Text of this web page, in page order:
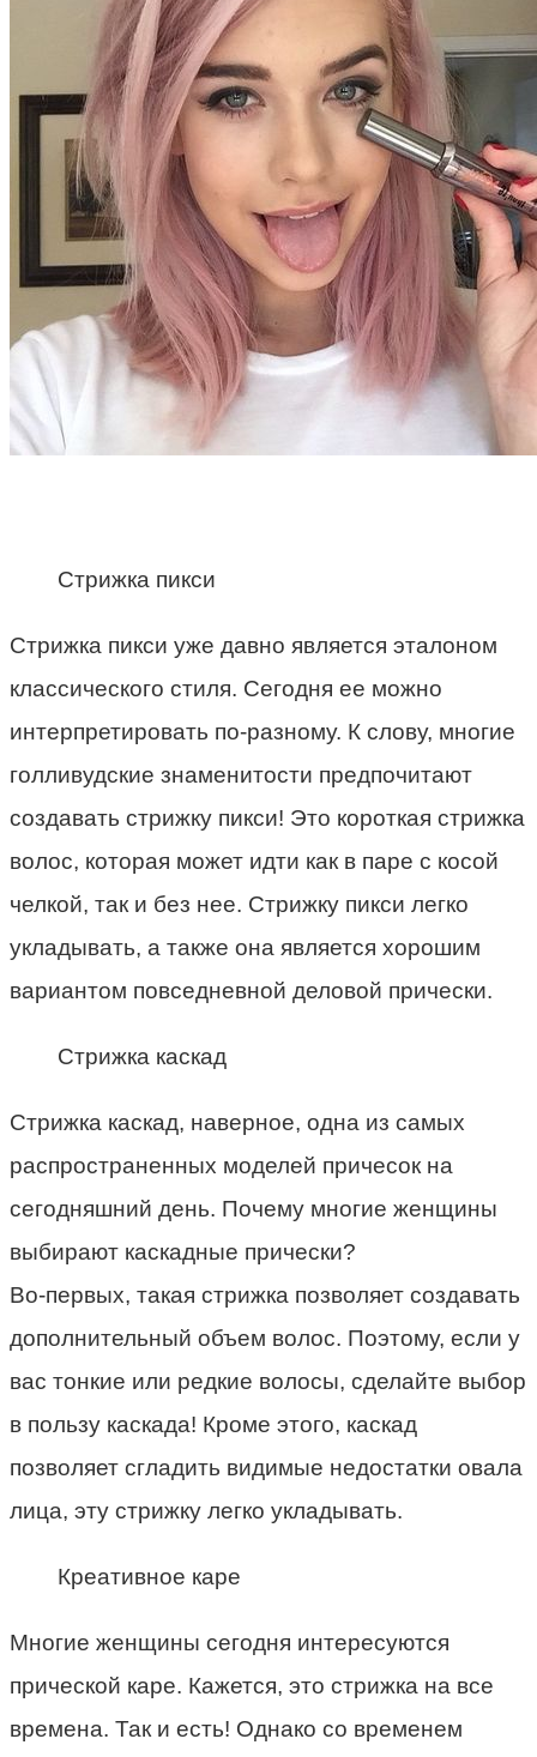
Стрижка пикси
Стрижка пикси уже давно является эталоном
классического стиля. Сегодня ее можно
интерпретировать по-разному. К слову, многие
голливудские знаменитости предпочитают
создавать стрижку пикси! Это короткая стрижка
волос, которая может идти как в паре с косой
челкой, так и без нее. Стрижку пикси легко
укладывать, а также она является хорошим
вариантом повседневной деловой прически.
Стрижка каскад
Стрижка каскад, наверное, одна из самых
распространенных моделей причесок на
сегодняшний день. Почему многие женщины
выбирают каскадные прически?
Во-первых, такая стрижка позволяет создавать
дополнительный объем волос. Поэтому, если у
вас тонкие или редкие волосы, сделайте выбор
в пользу каскада! Кроме этого, каскад
позволяет сгладить видимые недостатки овала
лица, эту стрижку легко укладывать.
Креативное каре
Многие женщины сегодня интересуются
прической каре. Кажется, это стрижка на все
времена. Так и есть! Однако со временем